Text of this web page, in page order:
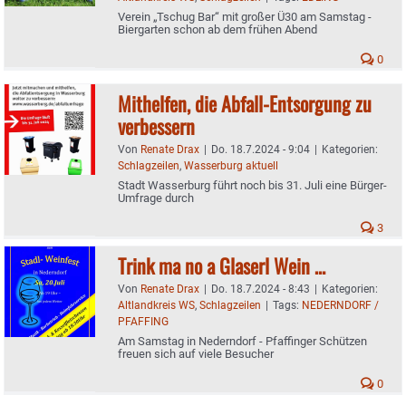
Verein „Tschug Bar“ mit großer Ü30 am Samstag -
Biergarten schon ab dem frühen Abend
0
Mithelfen, die Abfall-Entsorgung zu
verbessern
Von Renate Drax | Do. 18.7.2024 - 9:04 | Kategorien:
Schlagzeilen, Wasserburg aktuell
Stadt Wasserburg führt noch bis 31. Juli eine Bürger-
Umfrage durch
3
Trink ma no a Glaserl Wein …
Von Renate Drax | Do. 18.7.2024 - 8:43 | Kategorien:
Altlandkreis WS, Schlagzeilen | Tags: NEDERNDORF /
PFAFFING
Am Samstag in Nederndorf - Pfaffinger Schützen
freuen sich auf viele Besucher
0